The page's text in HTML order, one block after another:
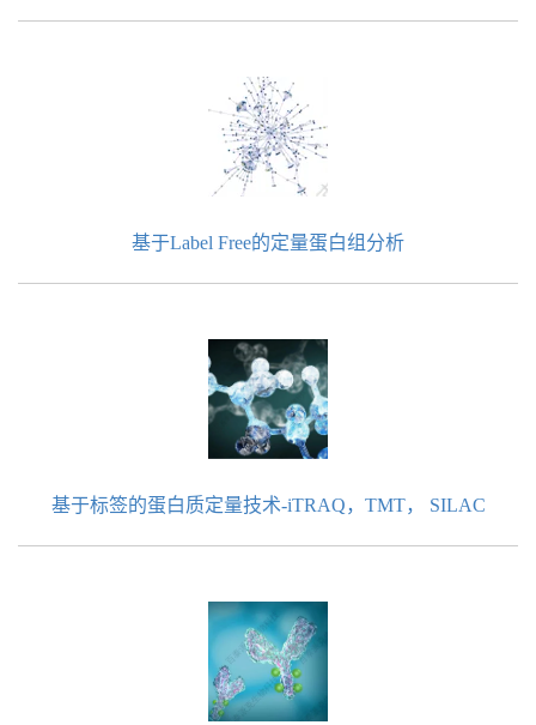
基于Label Free的定量蛋白组分析
基于标签的蛋白质定量技术-iTRAQ，TMT， SILAC